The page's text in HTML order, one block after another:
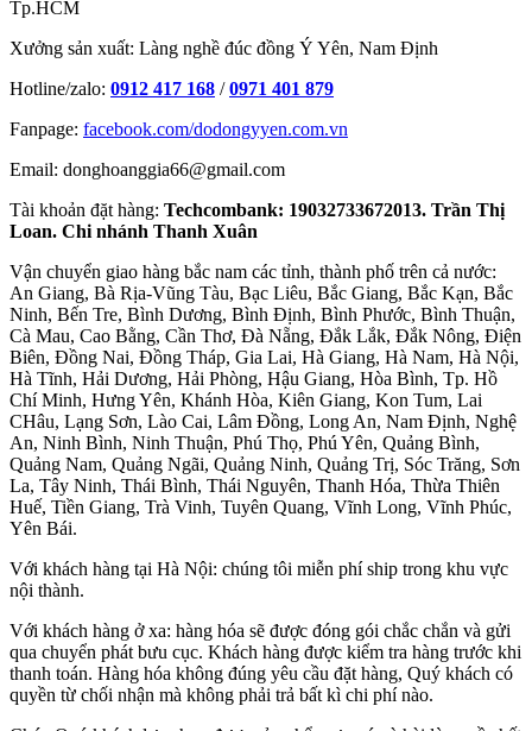
Tp.HCM
Xưởng sản xuất: Làng nghề đúc đồng Ý Yên, Nam Định
Hotline/zalo: 0912 417 168 /0971 401 879
Fanpage: facebook.com/dodongyyen.com.vn
Email: donghoanggia66@gmail.com
Tài khoản đặt hàng: Techcombank: 19032733672013. Trần Thị
Loan. Chi nhánh Thanh Xuân
Vận chuyển giao hàng bắc nam các tỉnh, thành phố trên cả nước:
An Giang, Bà Rịa-Vũng Tàu, Bạc Liêu, Bắc Giang, Bắc Kạn, Bắc
Ninh, Bến Tre, Bình Dương, Bình Định, Bình Phước, Bình Thuận,
Cà Mau, Cao Bằng, Cần Thơ, Đà Nẵng, Đắk Lắk, Đắk Nông, Điện
Biên, Đồng Nai, Đồng Tháp, Gia Lai, Hà Giang, Hà Nam, Hà Nội,
Hà Tĩnh, Hải Dương, Hải Phòng, Hậu Giang, Hòa Bình, Tp. Hồ
Chí Minh, Hưng Yên, Khánh Hòa, Kiên Giang, Kon Tum, Lai
CHâu, Lạng Sơn, Lào Cai, Lâm Đồng, Long An, Nam Định, Nghệ
An, Ninh Bình, Ninh Thuận, Phú Thọ, Phú Yên, Quảng Bình,
Quảng Nam, Quảng Ngãi, Quảng Ninh, Quảng Trị, Sóc Trăng, Sơn
La, Tây Ninh, Thái Bình, Thái Nguyên, Thanh Hóa, Thừa Thiên
Huế, Tiền Giang, Trà Vinh, Tuyên Quang, Vĩnh Long, Vĩnh Phúc,
Yên Bái.
Với khách hàng tại Hà Nội: chúng tôi miễn phí ship trong khu vực
nội thành.
Với khách hàng ở xa: hàng hóa sẽ được đóng gói chắc chắn và gửi
qua chuyển phát bưu cục. Khách hàng được kiểm tra hàng trước khi
thanh toán. Hàng hóa không đúng yêu cầu đặt hàng, Quý khách có
quyền từ chối nhận mà không phải trả bất kì chi phí nào.